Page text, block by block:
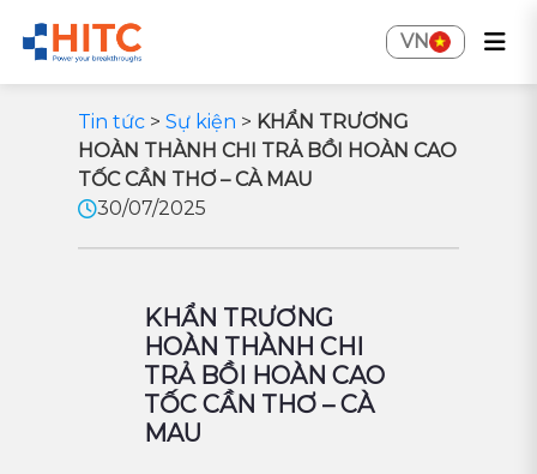
VN
Tin tức > Sự kiện > KHẨN TRƯƠNG
HOÀN THÀNH CHI TRẢ BỒI HOÀN CAO
TỐC CẦN THƠ – CÀ MAU
30/07/2025
KHẨN TRƯƠNG
HOÀN THÀNH CHI
TRẢ BỒI HOÀN CAO
TỐC CẦN THƠ – CÀ
MAU